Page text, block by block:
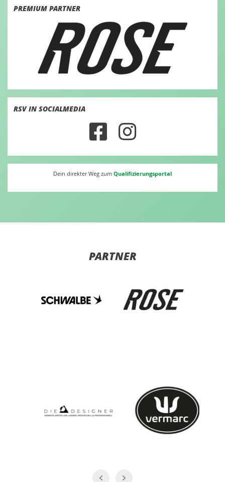
PREMIUM PARTNER
RSV IN SOCIALMEDIA
Dein direkter Weg zum Qualifizierungsportal
PARTNER